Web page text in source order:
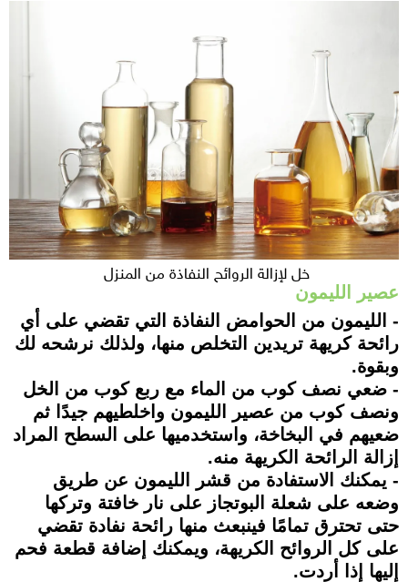
خل لإزالة الروائح النفاذة من المنزل
عصير الليمون
- الليمون من الحوامض النفاذة التي تقضي على أي
رائحة كريهة تريدين التخلص منها، ولذلك نرشحه لك
وبقوة.
- ضعي نصف كوب من الماء مع ربع كوب من الخل
ونصف كوب من عصير الليمون واخلطيهم جيدًا ثم
ضعيهم في البخاخة، واستخدميها على السطح المراد
إزالة الرائحة الكريهة منه.
- يمكنك الاستفادة من قشر الليمون عن طريق
وضعه على شعلة البوتجاز على نار خافتة وتركها
حتى تحترق تمامًا فينبعث منها رائحة نفادة تقضي
على كل الروائح الكريهة، ويمكنك إضافة قطعة فحم
إليها إذا أردت.